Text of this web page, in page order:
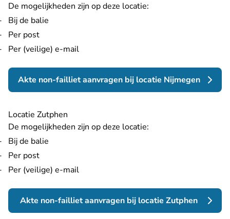
De mogelijkheden zijn op deze locatie:
Bij de balie
Per post
Per (veilige) e-mail
Akte non-failliet aanvragen bij locatie Nijmegen
Locatie Zutphen
De mogelijkheden zijn op deze locatie:
Bij de balie
Per post
Per (veilige) e-mail
Akte non-failliet aanvragen bij locatie Zutphen